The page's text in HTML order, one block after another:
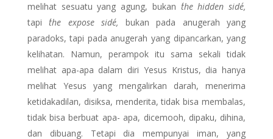
melihat sesuatu yang agung, bukan ´the hidden side´,
tapi´the expose side´, bukan pada anugerah yang
paradoks, tapi pada anugerah yang dipancarkan, yang
kelihatan. Namun, perampok itu sama sekali tidak
melihat apa-apa dalam diri Yesus Kristus, dia hanya
melihat Yesus yang mengalirkan darah, menerima
ketidakadilan, disiksa, menderita, tidak bisa membalas,
tidak bisa berbuat apa- apa, dicemooh, dipaku, dihina,
dan dibuang. Tetapi dia mempunyai iman, yang